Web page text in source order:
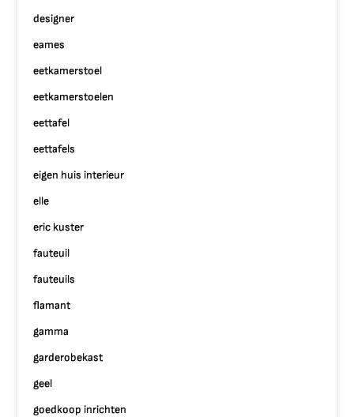
designer
eames
eetkamerstoel
eetkamerstoelen
eettafel
eettafels
eigen huis interieur
elle
eric kuster
fauteuil
fauteuils
flamant
gamma
garderobekast
geel
goedkoop inrichten